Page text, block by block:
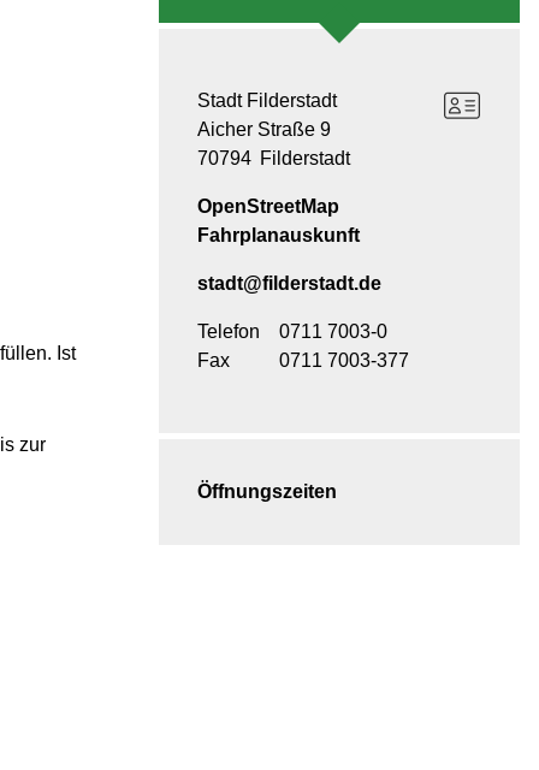
Ist
zur
Stadt Filderstadt
Aicher Straße 9
70794 Filderstadt
OpenStreetMap
Fahrplanauskunft
stadt@filderstadt.de
Telefon
0711 7003-0
Fax
0711 7003-377
Öffnungszeiten